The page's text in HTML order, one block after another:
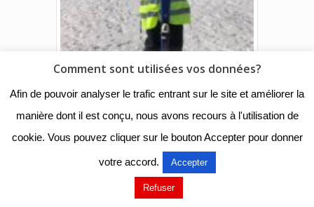
Comment sont utilisées vos données?
Afin de pouvoir analyser le trafic entrant sur le site et améliorer la
manière dont il est conçu, nous avons recours à l'utilisation de
cookie. Vous pouvez cliquer sur le bouton Accepter pour donner
votre accord. Accepter
Refuser